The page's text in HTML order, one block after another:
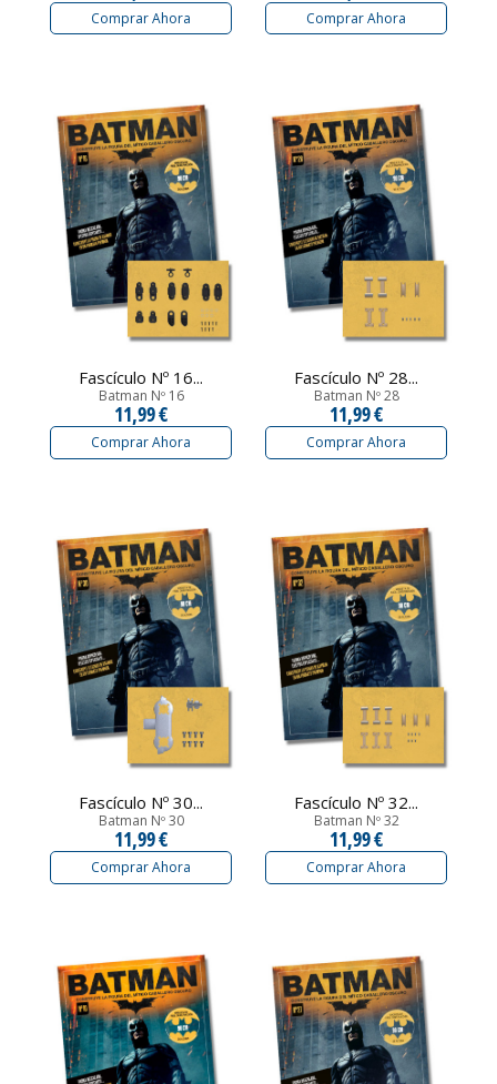
Comprar Ahora Comprar Ahora
Fascículo Nº 16...
Batman Nº 16
11,99 €
Comprar Ahora
Fascículo Nº 28...
Batman Nº 28
11,99 €
Comprar Ahora
Fascículo Nº 30...
Batman Nº 30
11,99 €
Comprar Ahora
Fascículo Nº 32...
Batman Nº 32
11,99 €
Comprar Ahora